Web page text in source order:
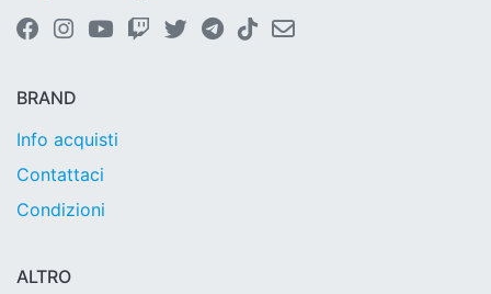
BRAND
Info acquisti
Contattaci
Condizioni
ALTRO